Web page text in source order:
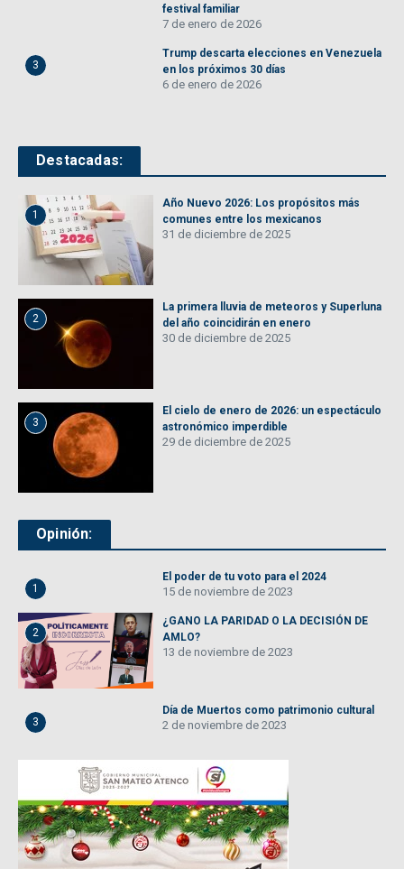
festival familiar
7 de enero de 2026
3
Trump descarta elecciones en Venezuela
en los próximos 30 días
6 de enero de 2026
Destacadas:
1
Año Nuevo 2026: Los propósitos más
comunes entre los mexicanos
31 de diciembre de 2025
2
La primera lluvia de meteoros y Superluna
del año coincidirán en enero
30 de diciembre de 2025
3
El cielo de enero de 2026: un espectáculo
astronómico imperdible
29 de diciembre de 2025
Opinión:
1
El poder de tu voto para el 2024
15 de noviembre de 2023
2
¿GANO LA PARIDAD O LA DECISIÓN DE
AMLO?
13 de noviembre de 2023
3
Día de Muertos como patrimonio cultural
2 de noviembre de 2023